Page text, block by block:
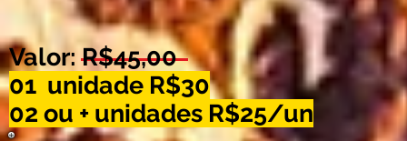
Valor: R$45,00
01 unidade R$30
02 ou + unidades R$25/un